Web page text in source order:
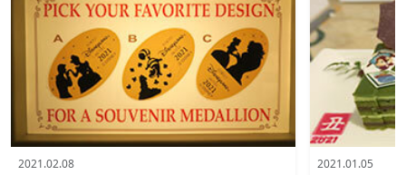
2021.02.08 2021.01.05